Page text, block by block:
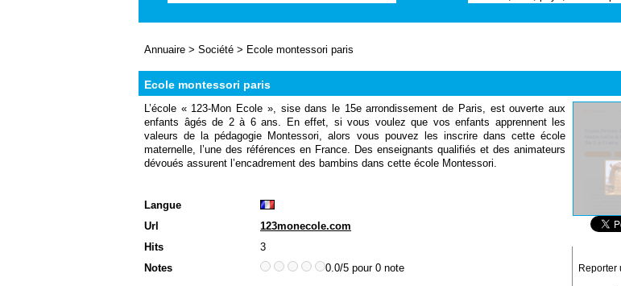
Annuaire > Société > Ecole montessori paris
Ecole montessori paris
L’école « 123-Mon Ecole », sise dans le 15e arrondissement de Paris, est ouverte aux
enfants âgés de 2 à 6 ans. En effet, si vous voulez que vos enfants apprennent les
valeurs de la pédagogie Montessori, alors vous pouvez les inscrire dans cette école
maternelle, l’une des références en France. Des enseignants qualifiés et des animateurs
dévoués assurent l’encadrement des bambins dans cette école Montessori.
Langue
Url
123monecole.com
Hits
3
Notes
0.0/5 pour 0 note Reporter